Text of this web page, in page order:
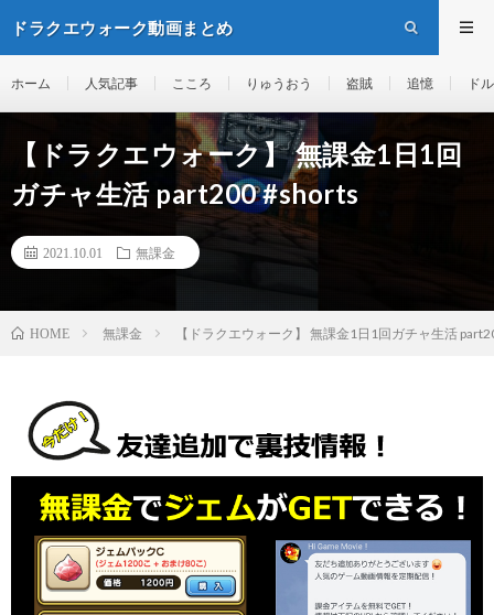
ドラクエウォーク動画まとめ
ホーム 人気記事 こころ りゅうおう 盗賊 追憶 ド
【ドラクエウォーク】 無課金1日1回
ガチャ生活 part200 #shorts
2021.10.01 無課金
HOME 無課金 【ドラクエウォーク】 無課金1日1回ガチャ生活